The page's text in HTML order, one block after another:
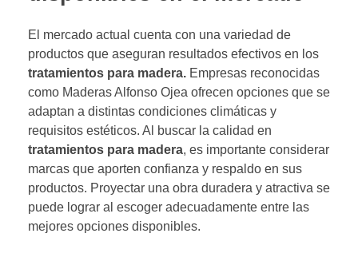
El mercado actual cuenta con una variedad de
productos que aseguran resultados efectivos en los
tratamientos para madera. Empresas reconocidas
como Maderas Alfonso Ojea ofrecen opciones que se
adaptan a distintas condiciones climáticas y
requisitos estéticos. Al buscar la calidad en
tratamientos para madera, es importante considerar
marcas que aporten confianza y respaldo en sus
productos. Proyectar una obra duradera y atractiva se
puede lograr al escoger adecuadamente entre las
mejores opciones disponibles.